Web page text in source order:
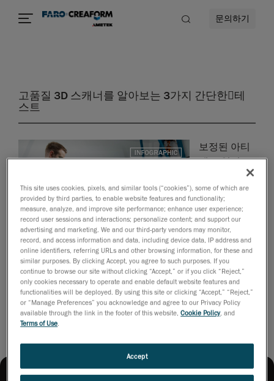
문의하기
고품질 3D 스캐너를 알아보는 3가지 간단한􏚄테
스트
보정된 아티
팩트 없이 고
성능 3D 스캐
너를 식별하
기 위해 설계
된 세 가지 간
단한 테스트
를 수행하고
평가하는 방법을 알아보세요.
PDF 다운로드
This site uses cookies, pixels, and similar tools (“cookies”), some of which are
provided by third parties, to enable website features and functionality;
measure, analyze, and improve site performance; enhance user experience;
record user sessions and interactions; personalize content; and support our
advertising and marketing. We and our third-party vendors may monitor,
record, and access information and data, including device data, IP address and
online identifiers, referring URLs and other browsing information, for these and
similar purposes. By clicking Accept, you agree to such purposes. If you
continue to browse our site without clicking “Accept,” or if you click “Reject,”
only cookies necessary to operate and enable default website features and
functionalities will be deployed. By using this site or clicking “Accept,” “Reject,”
or “Manage Preferences” you acknowledge and agree to our Privacy Policy
available through the link in the footer of this website,Cookie Policy, and
Terms of Use
Accept